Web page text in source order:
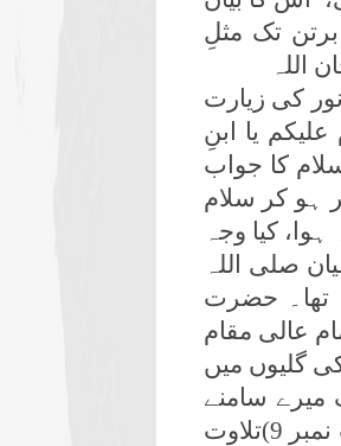
تک مثلِ
اللہ
کی زیارت
یا ابنِ
کا جواب
ہو کر سلام
کیا وجہ
صلی اللہ
تھا۔ حضرت
عالی مقام
گلیوں میں
میرے سامنے
سے گُزرا تو میں نے سُنا کہ سرِ پاک نے (پارہ 15، سورۃ الکہف کی آیت نمبر 9)تلاوت